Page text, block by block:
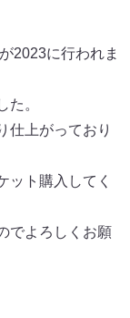
2023に行われま
た。
仕上がっており
ット購入してく
でよろしくお願